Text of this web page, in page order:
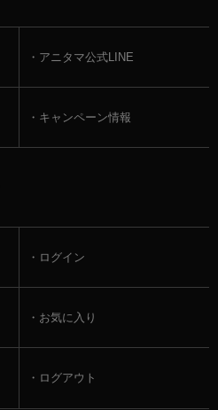
アニタマ公式LINE
キャンペーン情報
ログイン
お気に入り
ログアウト